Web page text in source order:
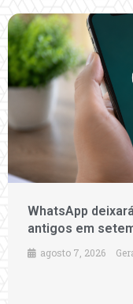
WhatsApp
antigos em
agosto 7, 2026